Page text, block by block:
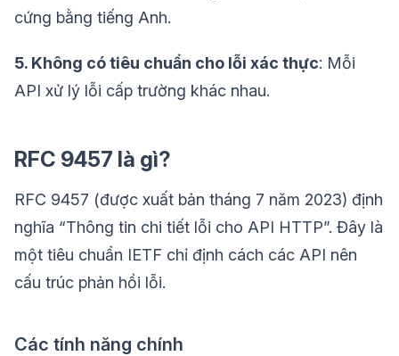
cứng bằng tiếng Anh.
5. Không có tiêu chuẩn cho lỗi xác thực: Mỗi
API xử lý lỗi cấp trường khác nhau.
RFC 9457 là gì?
RFC 9457 (được xuất bản tháng 7 năm 2023) định
nghĩa “Thông tin chi tiết lỗi cho API HTTP”. Đây là
một tiêu chuẩn IETF chỉ định cách các API nên
cấu trúc phản hồi lỗi.
Các tính năng chính